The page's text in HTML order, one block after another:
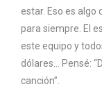
estar. Eso es
para siempre. El
este equipo y
dólares… Pensé:
canción”.